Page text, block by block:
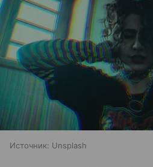
Источник: Unsplash